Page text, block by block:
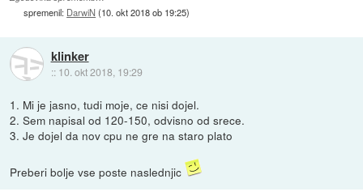
spremenil: DarwiN(10. okt 2018 ob 19:25)
klinker
:: 10. okt 2018, 19:29
1. Mi je jasno, tudi moje, ce nisi dojel.
2. Sem napisal od 120-150, odvisno od srece.
3. Je dojel da nov cpu ne gre na staro plato
Preberi bolje vse poste naslednjic